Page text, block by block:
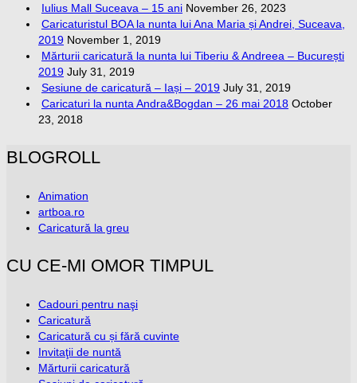
Iulius Mall Suceava – 15 ani November 26, 2023
Caricaturistul BOA la nunta lui Ana Maria și Andrei, Suceava,
2019 November 1, 2019
Mărturii caricatură la nunta lui Tiberiu & Andreea – București
2019 July 31, 2019
Sesiune de caricatură – Iași – 2019 July 31, 2019
Caricaturi la nunta Andra&Bogdan – 26 mai 2018 October
23, 2018
BLOGROLL
Animation
artboa.ro
Caricatură la greu
CU CE-MI OMOR TIMPUL
Cadouri pentru naşi
Caricatură
Caricatură cu și fără cuvinte
Invitaţii de nuntă
Mărturii caricatură